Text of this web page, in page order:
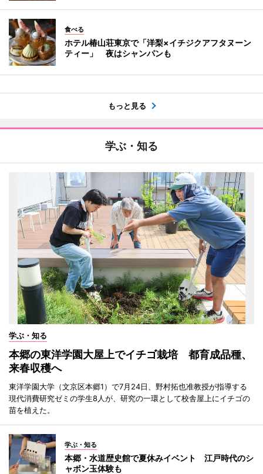
食べる
ホテル椿山荘東京で「洋梨×イチジクアフタヌーン
ティー」 夜はシャンパンも
もっと見る
学ぶ・知る
学ぶ・知る
本郷の東洋学園大屋上でイチゴ栽培 都育成品種、
来春収穫へ
東洋学園大学（文京区本郷1）で7月24日、野村拓也准教授が指導する
現代消費研究ゼミの学生8人が、研究の一環として校舎屋上にイチゴの
苗を植えた。
学ぶ・知る
本郷・水道歴史館で夏休みイベント 江戸時代のシ
ャボン玉体験も